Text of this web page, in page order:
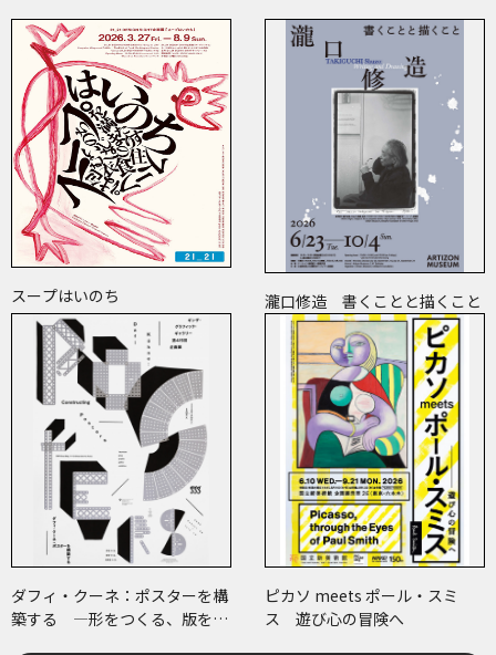
スープはいのち 瀧口修造 書くことと描くこと
ダフィ・クーネ：ポスターを構
築する ―形をつくる、版をつ
ピカソ meets ポール・スミ
ス 遊び心の冒険へ